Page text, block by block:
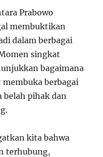
Prabowo
membuktikan
dalam berbagai
singkat
bagaimana
berbagai
belah pihak dan
kita bahwa
terhubung,